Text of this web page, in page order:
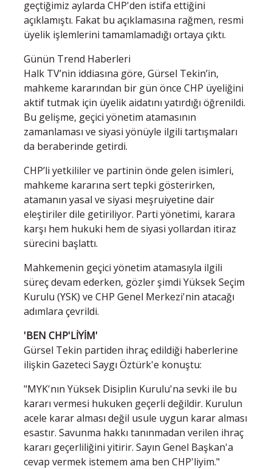
geçtiğimiz aylarda CHP'den istifa ettiğini
açıklamıştı. Fakat bu açıklamasına rağmen, resmi
üyelik işlemlerini tamamlamadığı ortaya çıktı.
Günün Trend Haberleri
Halk TV’nin iddiasına göre, Gürsel Tekin’in,
mahkeme kararından bir gün önce CHP üyeliğini
aktif tutmak için üyelik aidatını yatırdığı öğrenildi.
Bu gelişme, geçici yönetim atamasının
zamanlaması ve siyasi yönüyle ilgili tartışmaları
da beraberinde getirdi.
CHP’li yetkililer ve partinin önde gelen isimleri,
mahkeme kararına sert tepki gösterirken,
atamanın yasal ve siyasi meşruiyetine dair
eleştiriler dile getiriliyor. Parti yönetimi, karara
karşı hem hukuki hem de siyasi yollardan itiraz
sürecini başlattı.
Mahkemenin geçici yönetim atamasıyla ilgili
süreç devam ederken, gözler şimdi Yüksek Seçim
Kurulu (YSK) ve CHP Genel Merkezi'nin atacağı
adımlara çevrildi.
'BEN CHP'LİYİM'
Gürsel Tekin partiden ihraç edildiği haberlerine
ilişkin Gazeteci Saygı Öztürk'e konuştu:
"MYK'nın Yüksek Disiplin Kurulu'na sevki ile bu
kararı vermesi hukuken geçerli değildir. Kurulun
acele karar alması değil usule uygun karar alması
esastır. Savunma hakkı tanınmadan verilen ihraç
kararı geçerliliğini yitirir. Sayın Genel Başkan'a
cevap vermek istemem ama ben CHP'liyim."